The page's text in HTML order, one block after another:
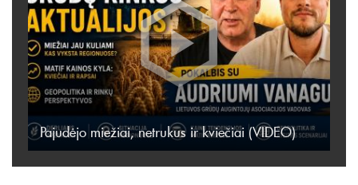
Pajudėjo miežiai, netrukus ir kviečiai (VIDEO)